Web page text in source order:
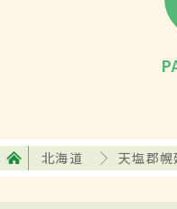
北海道 天塩郡幌